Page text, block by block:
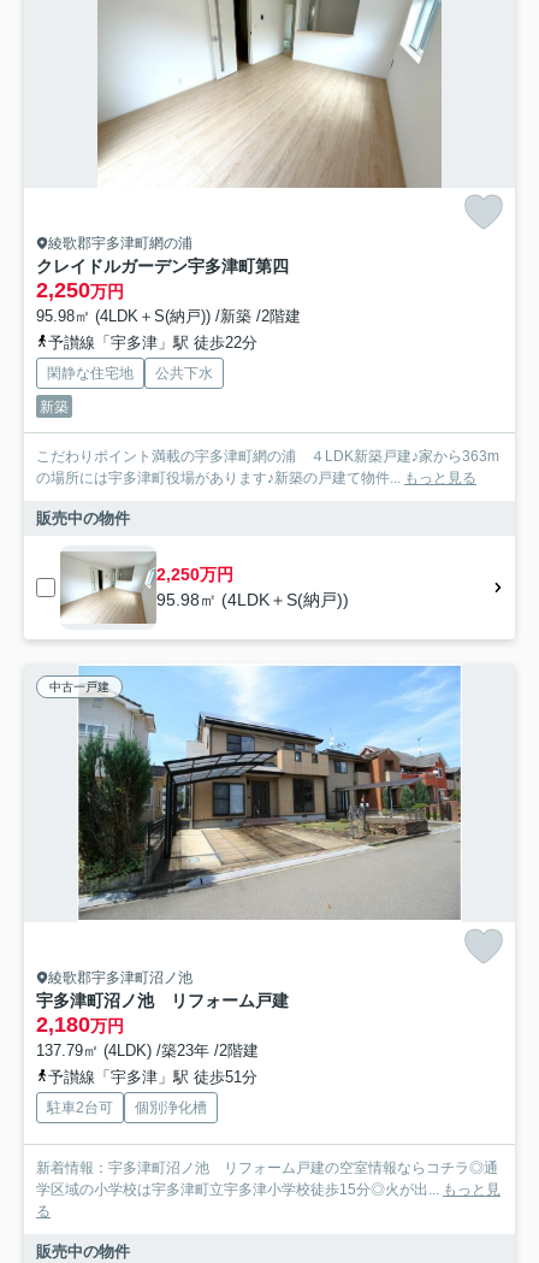
綾歌郡宇多津町網の浦
クレイドルガーデン宇多津町第四
2,250万円
95.98㎡ (4LDK＋S(納戸)) /新築 /2階建
予讃線「宇多津」駅 徒歩22分
閑静な住宅地
公共下水
新築
こだわりポイント満載の宇多津町網の浦 ４LDK新築戸建♪家から363m
の場所には宇多津町役場があります♪新築の戸建て物件... もっと見る
販売中の物件
2,250万円
95.98㎡ (4LDK＋S(納戸))
中古一戸建
綾歌郡宇多津町沼ノ池
宇多津町沼ノ池 リフォーム戸建
2,180万円
137.79㎡ (4LDK) /築23年 /2階建
予讃線「宇多津」駅 徒歩51分
駐車2台可 個別浄化槽
新着情報：宇多津町沼ノ池 リフォーム戸建の空室情報ならコチラ◎通
学区域の小学校は宇多津町立宇多津小学校徒歩15分◎火が出... もっと見
る
販売中の物件